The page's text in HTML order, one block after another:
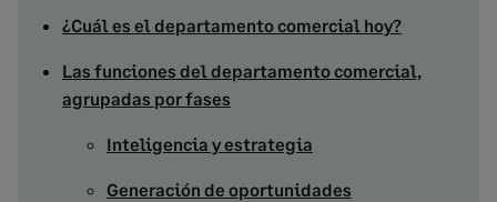
¿Cuál es el departamento comercial hoy?
Las funciones del departamento comercial,
agrupadas por fases
Inteligencia y estrategia
Generación de oportunidades